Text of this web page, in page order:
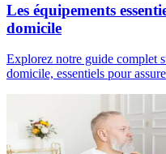
Les équipements
domicile
Explorez notre guide complet
domicile, essentiels pour